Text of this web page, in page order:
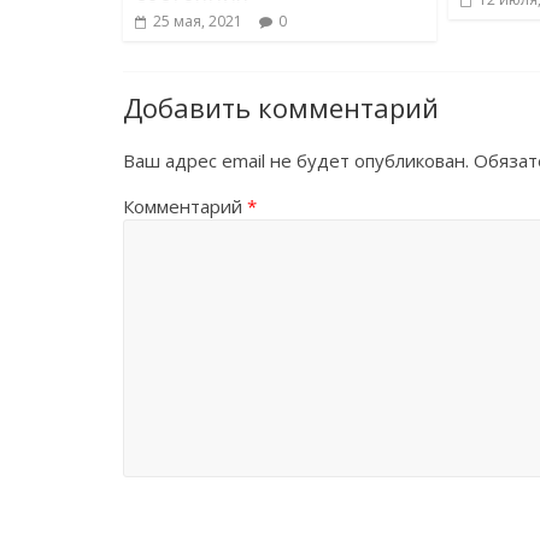
25 мая, 2021 0
Добавить комментарий
Ваш адрес email не будет опубликован.
Комментарий *